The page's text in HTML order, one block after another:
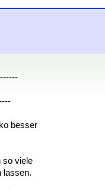
besser
so viele
lassen.